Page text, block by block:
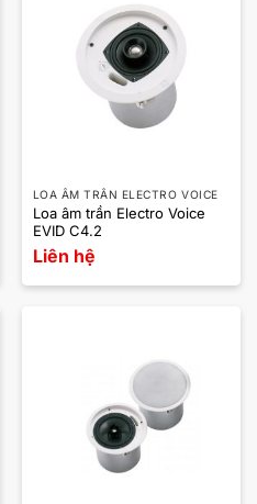
LOA ÂM TRẦN ELECTRO VOICE
Loa âm trần Electro Voice
EVID C4.2
Liên hệ